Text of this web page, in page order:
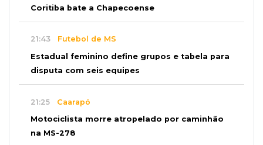
Coritiba bate a Chapecoense
21:43 Futebol de MS
Estadual feminino define grupos e tabela para
disputa com seis equipes
21:25 Caarapó
Motociclista morre atropelado por caminhão
na MS-278